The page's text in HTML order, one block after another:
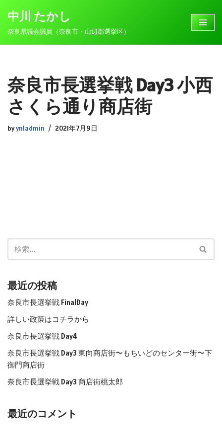
コ
へ
ス
キ
プ
中川 たかし
奈良県議会議員（奈良市・山辺郡選挙区）
奈良市長選挙戦 Day3 小西
さくら通り商店街
byynladmin 2021年7月9日
最近の投稿
奈良市長選挙戦 FinalDay
詳しい政策はコチラから
奈良市長選挙戦 Day4
奈良市長選挙戦 Day3 東向商店街〜もちいどのセンター街〜下
御門商店街
奈良市長選挙戦 Day3 商店街桃太郎
最近のコメント